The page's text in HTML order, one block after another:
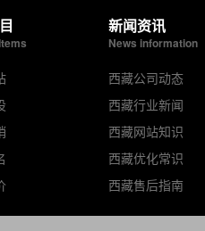
新闻资讯
News information
西藏公司动态
西藏行业新闻
西藏网站知识
西藏优化常识
西藏售后指南